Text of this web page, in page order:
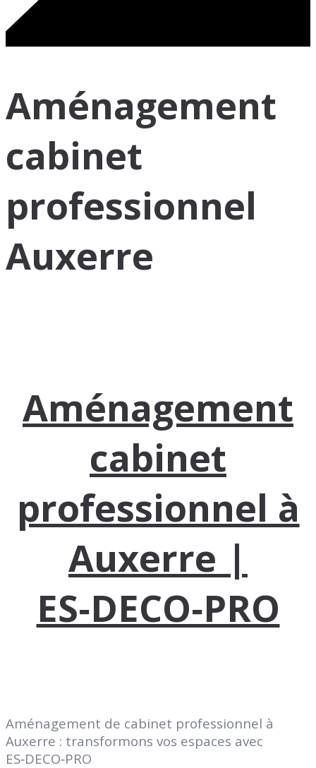
Aménagement
cabinet
professionnel
Auxerre
Aménagement
cabinet
professionnel à
Auxerre |
ES‑DECO‑PRO
Aménagement de cabinet professionnel à
Auxerre : transformons vos espaces avec
ES‑DECO‑PRO